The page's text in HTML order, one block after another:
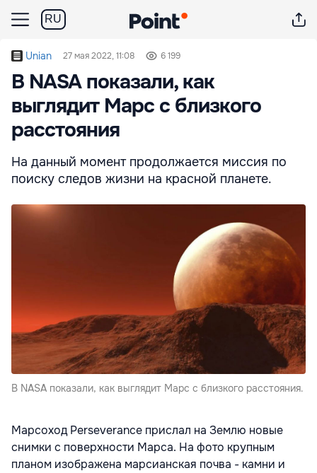
RU
Unian 27 мая 2022, 11:08 6 199
В NASA показали, как
выглядит Марс с близкого
расстояния
На данный момент продолжается миссия по
поиску следов жизни на красной планете.
В NASA показали, как выглядит Марс с близкого расстояния.
Марсоход Perseverance прислал на Землю новые
снимки с поверхности Марса. На фото крупным
планом изображена марсианская почва - камни и